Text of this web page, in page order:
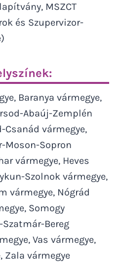
MSZCT
és Szupervizor-
Baranya vármegye,
Abaúj-Zemplén
Csanád vármegye,
Moson-Sopron
vármegye, Heves
Szolnok vármegye,
vármegye, Nógrád
Somogy
Bereg
Vas vármegye,
Zala vármegye